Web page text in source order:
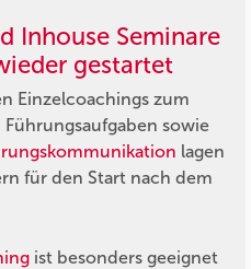
Inhouse Seminare
gestartet
Einzelcoachings zum
sowie
lagen
für den Start nach dem
ist besonders geeignet